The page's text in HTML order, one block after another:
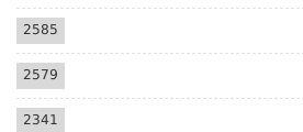
2585
2579
2341